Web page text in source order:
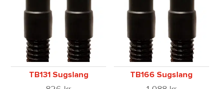
TB131 Sugslang TB166 Sugslang